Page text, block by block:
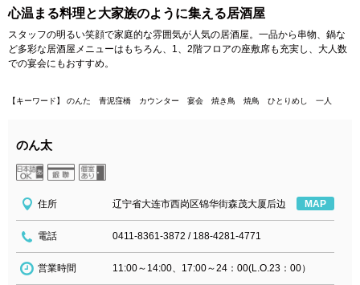
心温まる料理と大家族のように集える居酒屋
スタッフの明るい笑顔で家庭的な雰囲気が人気の居酒屋。一品から串物、鍋な
ど多彩な居酒屋メニューはもちろん、1、2階フロアの座敷席も充実し、大人数
での宴会にもおすすめ。
【キーワード】 のんた 青泥窪橋 カウンター 宴会 焼き鳥 焼鳥 ひとりめし 一人
のん太
住所 辽宁省大连市西岗区锦华街森茂大厦后边 MAP
電話 0411-8361-3872 / 188-4281-4771
営業時間 11:00～14:00、17:00～24：00(L.O.23：00）